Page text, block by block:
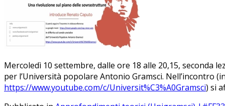
Mercoledì 10 settembre, dalle ore 18 alle 20,15, seconda
per l’Università popolare Antonio Gramsci. Nell’incontro
https://www.youtube.com/c/Universit%C3%A0Gramsci) si